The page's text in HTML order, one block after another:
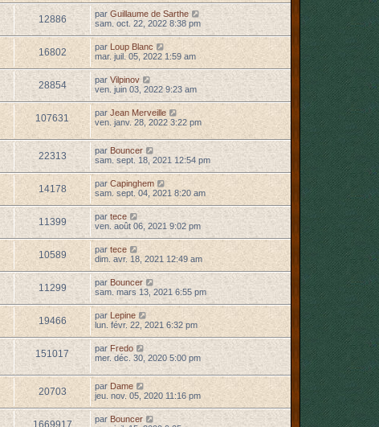
12886 parGuillaume de Sarthe
sam. oct. 22, 2022 8:38 pm
16802 par
Loup Blanc
mar. juil. 05, 2022 1:59 am
28854 parVilpinov
ven. juin 03, 2022 9:23 am
107631 par Jean Merveille
ven. janv. 28, 2022 3:22 pm
22313 par Bouncer
sam. sept. 18, 2021 12:54 pm
14178 par Capinghem
sam. sept. 04, 2021 8:20 am
11399 partece
ven. août 06, 2021 9:02 pm
10589 par tece
dim. avr. 18, 2021 12:49 am
11299 par Bouncer
sam. mars 13, 2021 6:55 pm
19466 par Lepine
lun. févr. 22, 2021 6:32 pm
151017 par Fredo
mer. déc. 30, 2020 5:00 pm
20703 par Dame
jeu. nov. 05, 2020 11:16 pm
1669917 par Bouncer